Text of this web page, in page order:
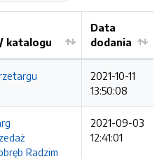
katalogu
Data
dodania
2021-10-11
13:50:08
Radzim
2021-09-03
12:41:01